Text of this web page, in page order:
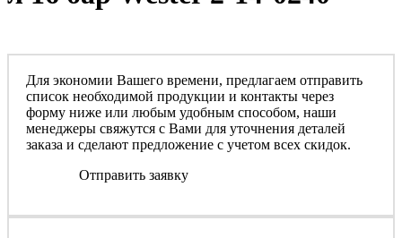
Для экономии Вашего времени, предлагаем отправить
список необходимой продукции и контакты через
форму ниже или любым удобным способом, наши
менеджеры свяжутся с Вами для уточнения деталей
заказа и сделают предложение с учетом всех скидок.
Отправить заявку